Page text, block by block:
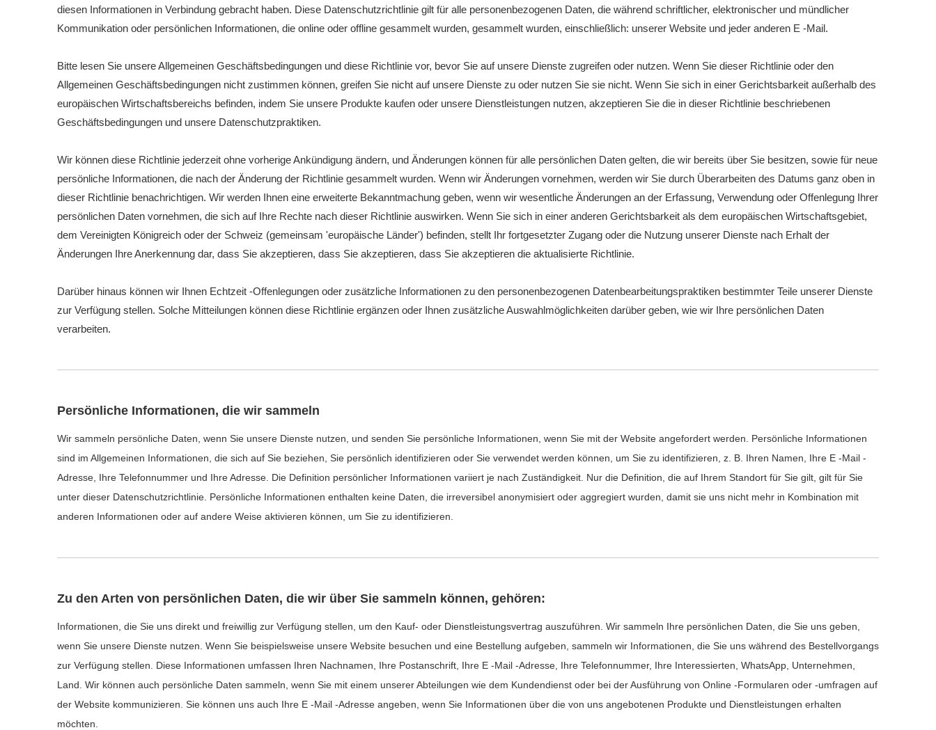
diesen Informationen in Verbindung gebracht haben. Diese Datenschutzrichtlinie gilt für alle personenbezogenen Daten, die während schriftlicher, elektronischer und mündlicher
Kommunikation oder persönlichen Informationen, die online oder offline gesammelt wurden, gesammelt wurden, einschließlich: unserer Website und jeder anderen E -Mail.
Bitte lesen Sie unsere Allgemeinen Geschäftsbedingungen und diese Richtlinie vor, bevor Sie auf unsere Dienste zugreifen oder nutzen. Wenn Sie dieser Richtlinie oder den
Allgemeinen Geschäftsbedingungen nicht zustimmen können, greifen Sie nicht auf unsere Dienste zu oder nutzen Sie sie nicht. Wenn Sie sich in einer Gerichtsbarkeit außerhalb des
europäischen Wirtschaftsbereichs befinden, indem Sie unsere Produkte kaufen oder unsere Dienstleistungen nutzen, akzeptieren Sie die in dieser Richtlinie beschriebenen
Geschäftsbedingungen und unsere Datenschutzpraktiken.
Wir können diese Richtlinie jederzeit ohne vorherige Ankündigung ändern, und Änderungen können für alle persönlichen Daten gelten, die wir bereits über Sie besitzen, sowie für neue
persönliche Informationen, die nach der Änderung der Richtlinie gesammelt wurden. Wenn wir Änderungen vornehmen, werden wir Sie durch Überarbeiten des Datums ganz oben in
dieser Richtlinie benachrichtigen. Wir werden Ihnen eine erweiterte Bekanntmachung geben, wenn wir wesentliche Änderungen an der Erfassung, Verwendung oder Offenlegung Ihrer
persönlichen Daten vornehmen, die sich auf Ihre Rechte nach dieser Richtlinie auswirken. Wenn Sie sich in einer anderen Gerichtsbarkeit als dem europäischen Wirtschaftsgebiet,
dem Vereinigten Königreich oder der Schweiz (gemeinsam 'europäische Länder') befinden, stellt Ihr fortgesetzter Zugang oder die Nutzung unserer Dienste nach Erhalt der
Änderungen Ihre Anerkennung dar, dass Sie akzeptieren, dass Sie akzeptieren, dass Sie akzeptieren die aktualisierte Richtlinie.
Darüber hinaus können wir Ihnen Echtzeit -Offenlegungen oder zusätzliche Informationen zu den personenbezogenen Datenbearbeitungspraktiken bestimmter Teile unserer Dienste
zur Verfügung stellen. Solche Mitteilungen können diese Richtlinie ergänzen oder Ihnen zusätzliche Auswahlmöglichkeiten darüber geben, wie wir Ihre persönlichen Daten
verarbeiten.
Persönliche Informationen, die wir sammeln
Wir sammeln persönliche Daten, wenn Sie unsere Dienste nutzen, und senden Sie persönliche Informationen, wenn Sie mit der Website angefordert werden. Persönliche Informationen
sind im Allgemeinen Informationen, die sich auf Sie beziehen, Sie persönlich identifizieren oder Sie verwendet werden können, um Sie zu identifizieren, z. B. Ihren Namen, Ihre E -Mail -
Adresse, Ihre Telefonnummer und Ihre Adresse. Die Definition persönlicher Informationen variiert je nach Zuständigkeit. Nur die Definition, die auf Ihrem Standort für Sie gilt, gilt für Sie
unter dieser Datenschutzrichtlinie. Persönliche Informationen enthalten keine Daten, die irreversibel anonymisiert oder aggregiert wurden, damit sie uns nicht mehr in Kombination mit
anderen Informationen oder auf andere Weise aktivieren können, um Sie zu identifizieren.
Zu den Arten von persönlichen Daten, die wir über Sie sammeln können, gehören:
Informationen, die Sie uns direkt und freiwillig zur Verfügung stellen, um den Kauf- oder Dienstleistungsvertrag auszuführen. Wir sammeln Ihre persönlichen Daten, die Sie uns geben,
wenn Sie unsere Dienste nutzen. Wenn Sie beispielsweise unsere Website besuchen und eine Bestellung aufgeben, sammeln wir Informationen, die Sie uns während des Bestellvorgangs
zur Verfügung stellen. Diese Informationen umfassen Ihren Nachnamen, Ihre Postanschrift, Ihre E -Mail -Adresse, Ihre Telefonnummer, Ihre Interessierten, WhatsApp, Unternehmen,
Land. Wir können auch persönliche Daten sammeln, wenn Sie mit einem unserer Abteilungen wie dem Kundendienst oder bei der Ausführung von Online -Formularen oder -umfragen auf
der Website kommunizieren. Sie können uns auch Ihre E -Mail -Adresse angeben, wenn Sie Informationen über die von uns angebotenen Produkte und Dienstleistungen erhalten
möchten.